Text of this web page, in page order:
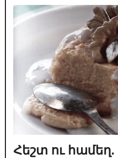
Հեշտ ու համեղ.